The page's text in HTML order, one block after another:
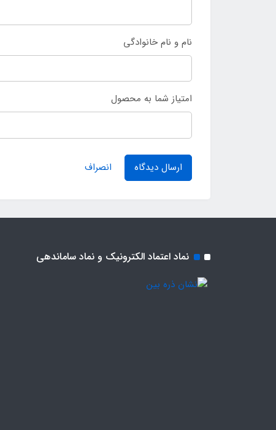
نام و نام خانوادگی
امتیاز شما به محصول
ارسال دیدگاه انصراف
نماد اعتماد الکترونیک و نماد ساماندهی